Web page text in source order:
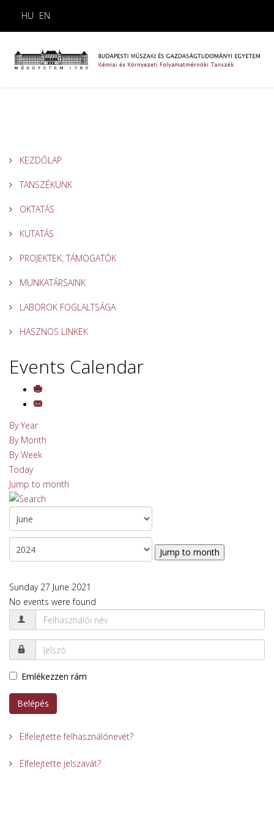
HU EN
KEZDŐLAP
TANSZÉKÜNK
OKTATÁS
KUTATÁS
PROJEKTEK, TÁMOGATÓK
MUNKATÁRSAINK
LABOROK FOGLALTSÁGA
HASZNOS LINKEK
Events Calendar
By Year
By Month
By Week
Today
Jump to month
Jump to month
Sunday 27 June 2021
No events were found
Emlékezzen rám
Belépés
Elfelejtette felhasználónevét?
Elfelejtette jelszavát?